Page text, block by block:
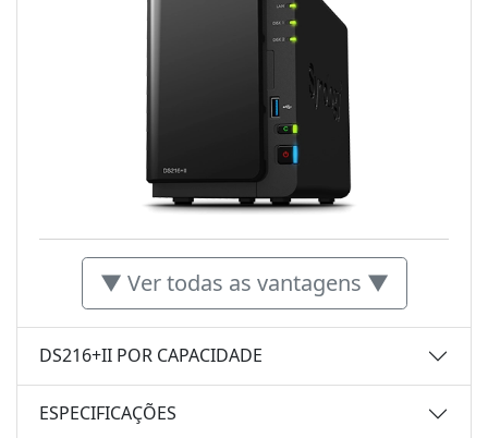
▼ Ver todas as vantagens ▼
DS216+II POR CAPACIDADE
ESPECIFICAÇÕES